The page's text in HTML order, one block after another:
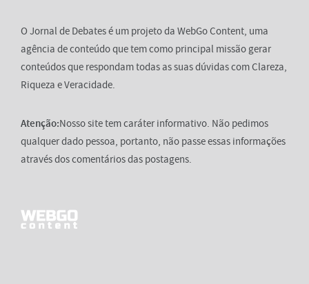
O Jornal de Debates é um projeto da WebGo Content, uma
agência de conteúdo que tem como principal missão gerar
conteúdos que respondam todas as suas dúvidas com Clareza,
Riqueza e Veracidade.
Atenção:Nosso site tem caráter informativo. Não pedimos
qualquer dado pessoa, portanto, não passe essas informações
através dos comentários das postagens.